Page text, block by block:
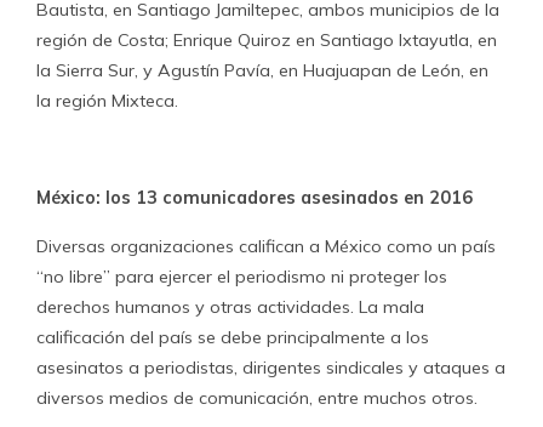
Bautista, en Santiago Jamiltepec, ambos municipios de la
región de Costa; Enrique Quiroz en Santiago Ixtayutla, en
la Sierra Sur, y Agustín Pavía, en Huajuapan de León, en
la región Mixteca.
México: los 13 comunicadores asesinados en 2016
Diversas organizaciones califican a México como un país
“no libre” para ejercer el periodismo ni proteger los
derechos humanos y otras actividades. La mala
calificación del país se debe principalmente a los
asesinatos a periodistas, dirigentes sindicales y ataques a
diversos medios de comunicación, entre muchos otros.